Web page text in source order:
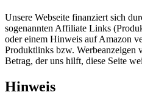
Unsere Webseite finanziert sich
sogenannten Affiliate Links
oder einem Hinweis auf Amazon
Produktlinks bzw. Werbeanzeigen
Betrag, der uns hilft, diese Seite
Hinweis